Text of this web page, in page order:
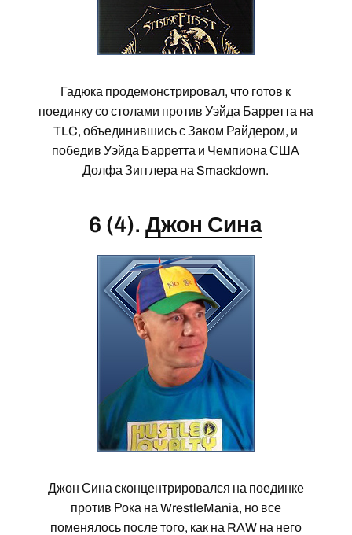
Гадюка продемонстрировал, что готов к
поединку со столами против Уэйда Барретта на
TLC, объединившись с Заком Райдером, и
победив Уэйда Барретта и Чемпиона США
Долфа Зигглера на Smackdown.
6 (4).Джон Сина
Джон Сина сконцентрировался на поединке
против Рока на WrestleMania, но все
поменялось после того, как на RAW на него